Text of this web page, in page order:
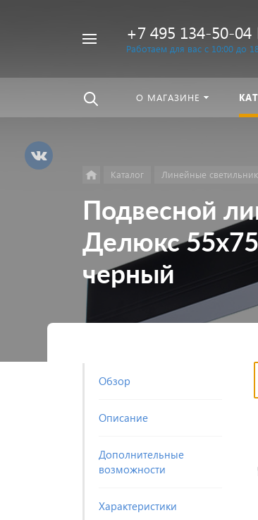
+7 495 134-50-04
Работаем для вас с 10:00 до
О МАГАЗИНЕ
Каталог Линейные
Подвесной
Делюкс
черный
Обзор
Описание
Дополнительные
возможности
Характеристики